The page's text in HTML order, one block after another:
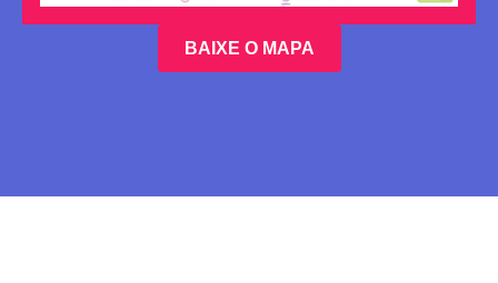
BAIXE O MAPA